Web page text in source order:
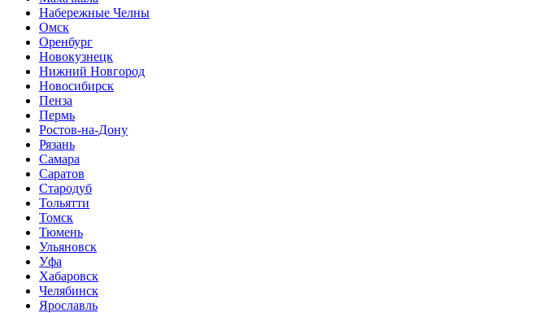
Набережные Челны
Омск
Оренбург
Новокузнецк
Нижний Новгород
Новосибирск
Пенза
Пермь
Ростов-на-Дону
Рязань
Самара
Саратов
Стародуб
Тольятти
Томск
Тюмень
Ульяновск
Уфа
Хабаровск
Челябинск
Ярославль